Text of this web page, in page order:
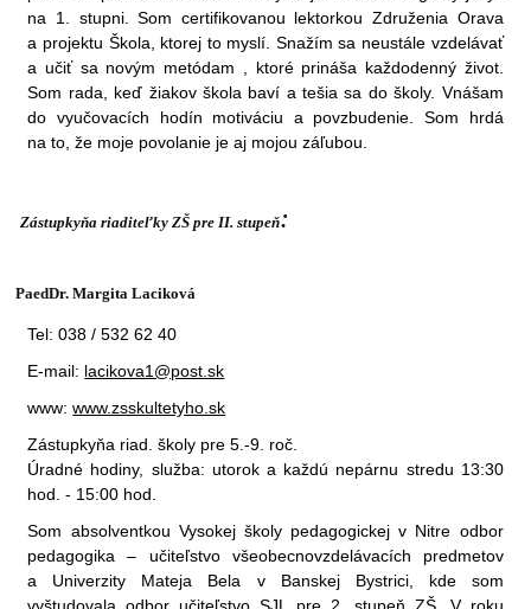
na 1. stupni. Som certifikovanou lektorkou Združenia Orava
a projektu Škola, ktorej to myslí. Snažím sa neustále vzdelávať
a učiť sa novým metódam , ktoré prináša každodenný život.
Som rada, keď žiakov škola baví a tešia sa do školy. Vnášam
do vyučovacích hodín motiváciu a povzbudenie. Som hrdá
na to, že moje povolanie je aj mojou záľubou.
Zástupkyňa riaditeľky ZŠ pre II. stupeň:
PaedDr. Margita Laciková
Tel: 038 / 532 62 40
E-mail: lacikova1@post.sk
www:www.zsskultetyho.sk
Zástupkyňa riad. školy pre 5.-9. roč.
Úradné hodiny, služba: utorok a každú nepárnu stredu 13:30
hod. - 15:00 hod.
Som absolventkou Vysokej školy pedagogickej v Nitre odbor
pedagogika – učiteľstvo všeobecnovzdelávacích predmetov
a Univerzity Mateja Bela v Banskej Bystrici, kde som